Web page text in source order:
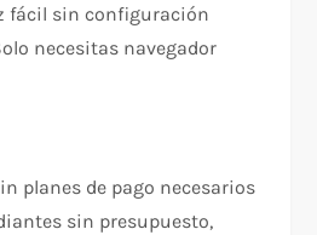
fácil sin configuración
necesitas navegador
planes de pago necesarios
sin presupuesto,